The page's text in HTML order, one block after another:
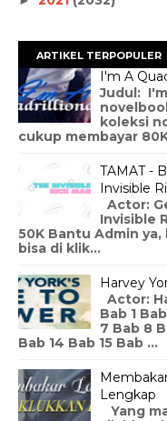
ARTIKEL TERPOPULER
I'm A
Judul:
koleksi
cukup membayar
TAMAT -
Invisible
Actor:
Invisible
50K Bantu Admin
bisa di klik...
Harvey
Actor:
Bab 1
7 Bab 8
Bab 14 Bab 15 Bab ...
Lengkap
Yang